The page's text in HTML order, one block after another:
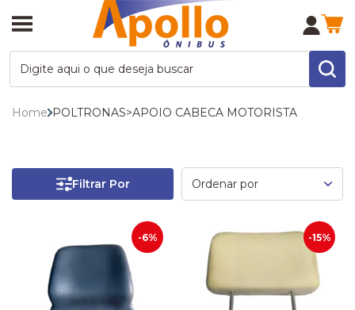
Home POLTRONAS>APOIO CABECA MOTORISTA
Filtrar Por
-6% -15%